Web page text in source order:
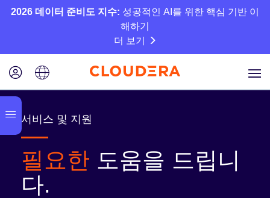
2026 데이터 준비도 지수: 성공적인 AI를 위한 핵심 기반 이
해하기
더 보기
서비스 및 지원
필요한 도움을 드립니
다.